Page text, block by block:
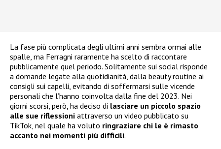
La fase più complicata degli ultimi anni sembra ormai alle
spalle, ma Ferragni raramente ha scelto di raccontare
pubblicamente quel periodo. Solitamente sui social risponde
a domande legate alla quotidianità, dalla beauty routine ai
consigli sui capelli, evitando di soffermarsi sulle vicende
personali che l’hanno coinvolta dalla fine del 2023. Nei
giorni scorsi, però, ha deciso di lasciare un piccolo spazio
alle sue riflessioni attraverso un video pubblicato su
TikTok, nel quale ha voluto ringraziare chi le è rimasto
accanto nei momenti più difficili.